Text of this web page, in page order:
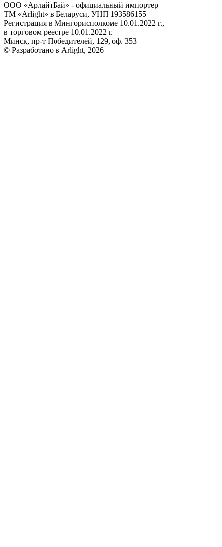
ООО «АрлайтБай» - официальный импортер
ТМ «Arlight» в Беларуси, УНП 193586155
Регистрация в Мингорисполкоме 10.01.2022 г.,
в торговом реестре 10.01.2022 г.
Минск, пр-т Победителей, 129, оф. 353
© Разработано в Arlight, 2026